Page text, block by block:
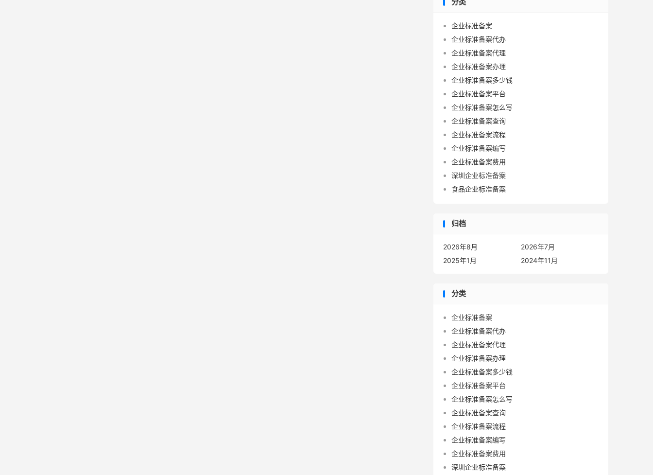
企业标准备案
企业标准备案代办
企业标准备案代理
企业标准备案办理
企业标准备案多少钱
企业标准备案平台
企业标准备案怎么写
企业标准备案查询
企业标准备案流程
企业标准备案编写
企业标准备案费用
深圳企业标准备案
食品企业标准备案
归档
2026年8月
2026年7月
2025年1月
2024年11月
分类
企业标准备案
企业标准备案代办
企业标准备案代理
企业标准备案办理
企业标准备案多少钱
企业标准备案平台
企业标准备案怎么写
企业标准备案查询
企业标准备案流程
企业标准备案编写
企业标准备案费用
深圳企业标准备案